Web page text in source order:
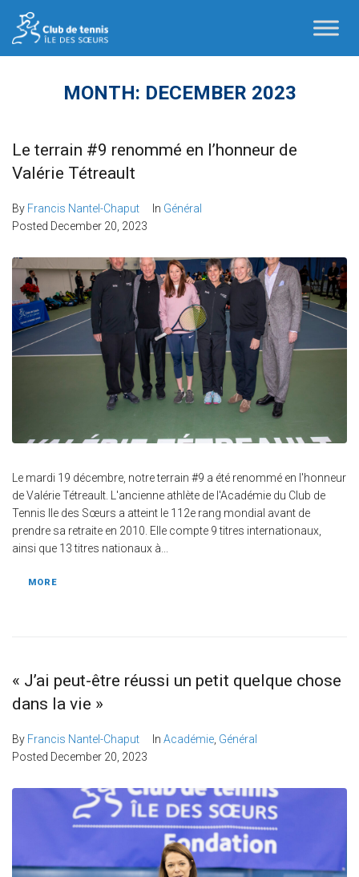
MONTH: DECEMBER 2023
Le terrain #9 renommé en l’honneur de
Valérie Tétreault
By Francis Nantel-Chaput In Général
Posted December 20, 2023
Le mardi 19 décembre, notre terrain #9 a été renommé en l'honneur
de Valérie Tétreault. L'ancienne athlète de l'Académie du Club de
Tennis Ile des Sœurs a atteint le 112e rang mondial avant de
prendre sa retraite en 2010. Elle compte 9 titres internationaux,
ainsi que 13 titres nationaux à...
MORE
« J’ai peut-être réussi un petit quelque chose
dans la vie »
By Francis Nantel-Chaput In Académie, Général
Posted December 20, 2023